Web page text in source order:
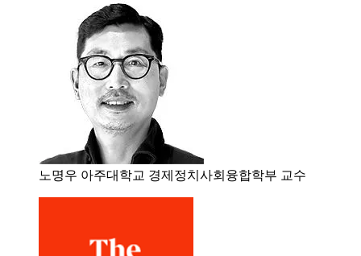
노명우 아주대학교 경제정치사회융합학부 교수